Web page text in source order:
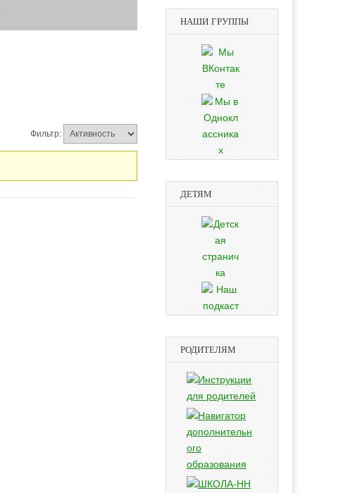
Фильтр:
НАШИ ГРУППЫ
ДЕТЯМ
РОДИТЕЛЯМ